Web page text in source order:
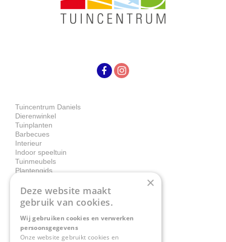
Tuincentrum Daniels
Dierenwinkel
Tuinplanten
Barbecues
Interieur
Indoor speeltuin
Tuinmeubels
Plantengids
Contact
Tuincentrum Daniëls
Herkenbosserweg 4
×
Deze website maakt
gebruik van cookies.
Wij gebruiken cookies en verwerken
persoonsgegevens
Onze website gebruikt cookies en